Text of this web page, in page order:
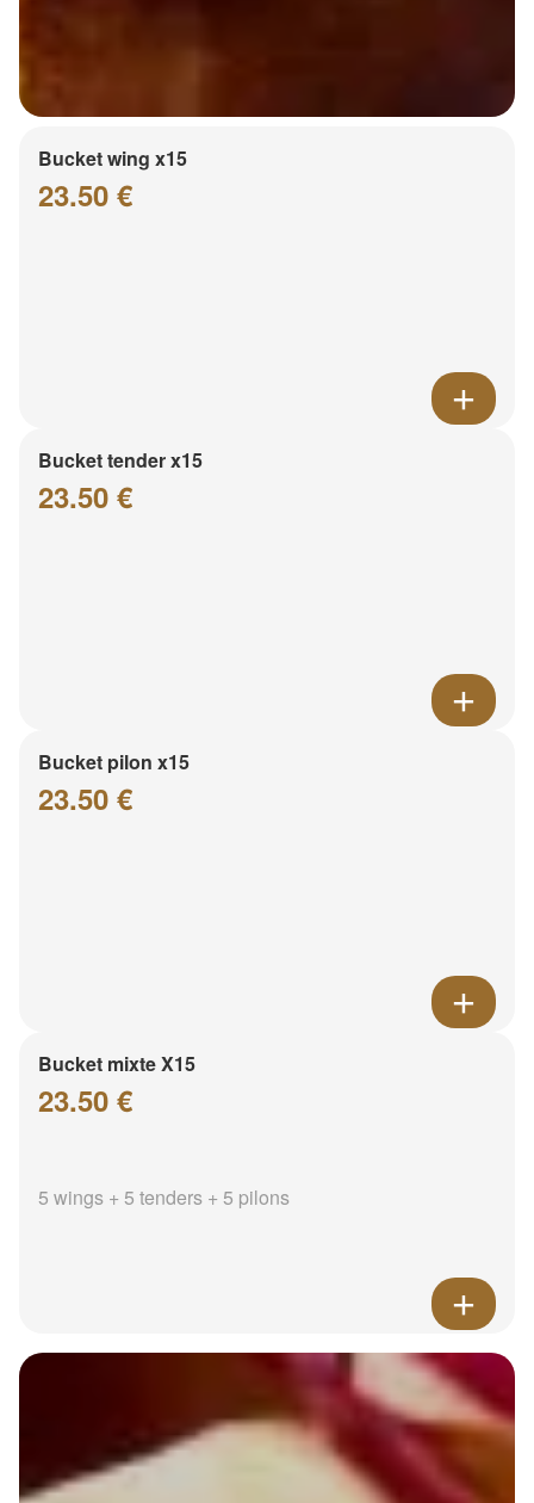
Bucket wing x15
23.50 €
Bucket tender x15
23.50 €
Bucket pilon x15
23.50 €
Bucket mixte X15
23.50 €
5 wings + 5 tenders + 5 pilons